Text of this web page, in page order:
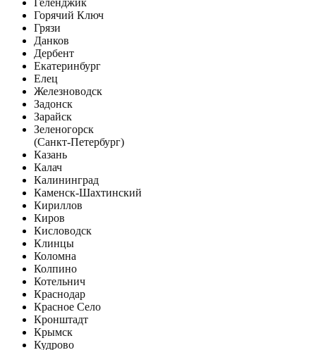
Геленджик
Горячий Ключ
Грязи
Данков
Дербент
Екатеринбург
Елец
Железноводск
Задонск
Зарайск
Зеленогорск
(Санкт-Петербург)
Казань
Калач
Калининград
Каменск-Шахтинский
Кириллов
Киров
Кисловодск
Клинцы
Коломна
Колпино
Котельнич
Краснодар
Красное Село
Кронштадт
Крымск
Кудрово